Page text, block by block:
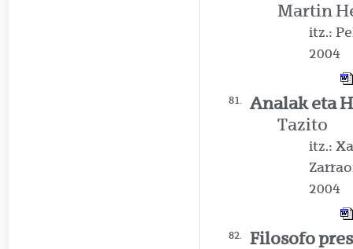
Martin
itz.:
2004
81.
Analak eta
Tazito
itz.:
2004
82.
Filosofo